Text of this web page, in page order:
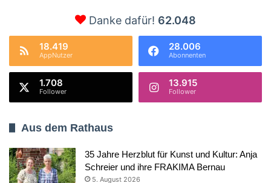
Danke dafür! 62.048
18.419
AppNutzer
28.006
Abonnenten
1.708
Follower
13.915
Follower
Aus dem Rathaus
35 Jahre Herzblut für Kunst und Kultur: Anja
Schreier und ihre FRAKIMA Bernau
5. August 2026